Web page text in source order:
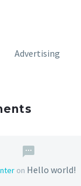
on Hello world!